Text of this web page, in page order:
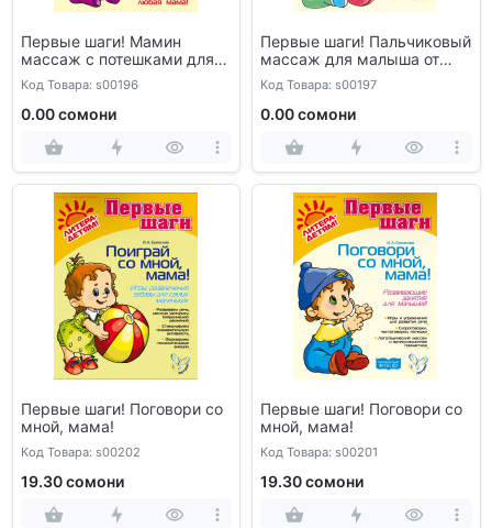
Первые шаги! Мамин
массаж с потешками для
детей первого года жизни
Код Товара: s00196
0.00 сомони
Первые шаги! Пальчиковый
массаж для малыша от
рождения до года
Код Товара: s00197
0.00 сомони
Первые шаги! Поговори со
мной, мама!
Код Товара: s00202
19.30 сомони
Первые шаги! Поговори со
мной, мама!
Код Товара: s00201
19.30 сомони